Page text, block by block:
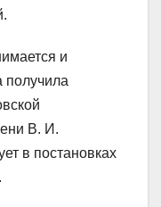
и
получила
В. И.
в постановках